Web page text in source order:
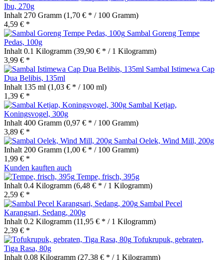
Ibu, 270g
Inhalt 270 Gramm (1,70 € * / 100 Gramm)
4,59 € *
Sambal Goreng Tempe
Pedas, 100g
Inhalt 0.1 Kilogramm (39,90 € * / 1 Kilogramm)
3,99 € *
Sambal Istimewa Cap
Dua Belibis, 135ml
Inhalt 135 ml (1,03 € * / 100 ml)
1,39 € *
Sambal Ketjap,
Koningsvogel, 300g
Inhalt 400 Gramm (0,97 € * / 100 Gramm)
3,89 € *
Sambal Oelek, Wind Mill, 200g
Inhalt 200 Gramm (1,00 € * / 100 Gramm)
1,99 € *
Kunden kauften auch
Tempe, frisch, 395g
Inhalt 0.4 Kilogramm (6,48 € * / 1 Kilogramm)
2,59 € *
Sambal Pecel
Karangsari, Sedang, 200g
Inhalt 0.2 Kilogramm (11,95 € * / 1 Kilogramm)
2,39 € *
Tofukrupuk, gebraten,
Tiga Rasa, 80g
Inhalt 0.08 Kilogramm (27,38 € * / 1 Kilogramm)